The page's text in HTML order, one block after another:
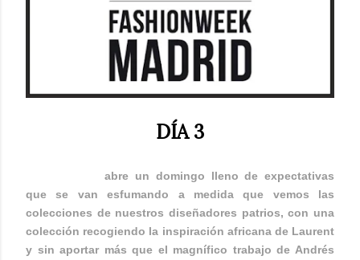
DÍA 3
abre un domingo lleno de expectativas
que se van esfumando a medida que vemos las
colecciones de nuestros diseñadores patrios, con una
colección recogiendo la inspiración africana de Laurent
y sin aportar más que el magnífico trabajo de Andrés